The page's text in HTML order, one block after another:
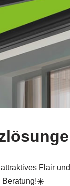
Flair
Beratung!☀️